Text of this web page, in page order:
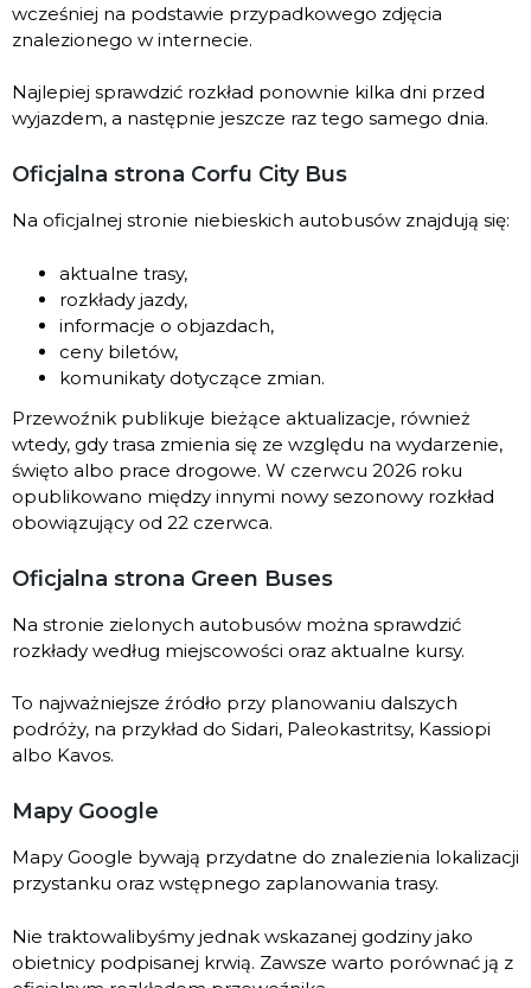
wcześniej na podstawie przypadkowego zdjęcia
znalezionego w internecie.
Najlepiej sprawdzić rozkład ponownie kilka dni przed
wyjazdem, a następnie jeszcze raz tego samego dnia.
Oficjalna strona Corfu City Bus
Na oficjalnej stronie niebieskich autobusów znajdują się:
aktualne trasy,
rozkłady jazdy,
informacje o objazdach,
ceny biletów,
komunikaty dotyczące zmian.
Przewoźnik publikuje bieżące aktualizacje, również
wtedy, gdy trasa zmienia się ze względu na wydarzenie,
święto albo prace drogowe. W czerwcu 2026 roku
opublikowano między innymi nowy sezonowy rozkład
obowiązujący od 22 czerwca.
Oficjalna strona Green Buses
Na stronie zielonych autobusów można sprawdzić
rozkłady według miejscowości oraz aktualne kursy.
To najważniejsze źródło przy planowaniu dalszych
podróży, na przykład do Sidari, Paleokastritsy, Kassiopi
albo Kavos.
Mapy Google
Mapy Google bywają przydatne do znalezienia lokalizacji
przystanku oraz wstępnego zaplanowania trasy.
Nie traktowalibyśmy jednak wskazanej godziny jako
obietnicy podpisanej krwią. Zawsze warto porównać ją z